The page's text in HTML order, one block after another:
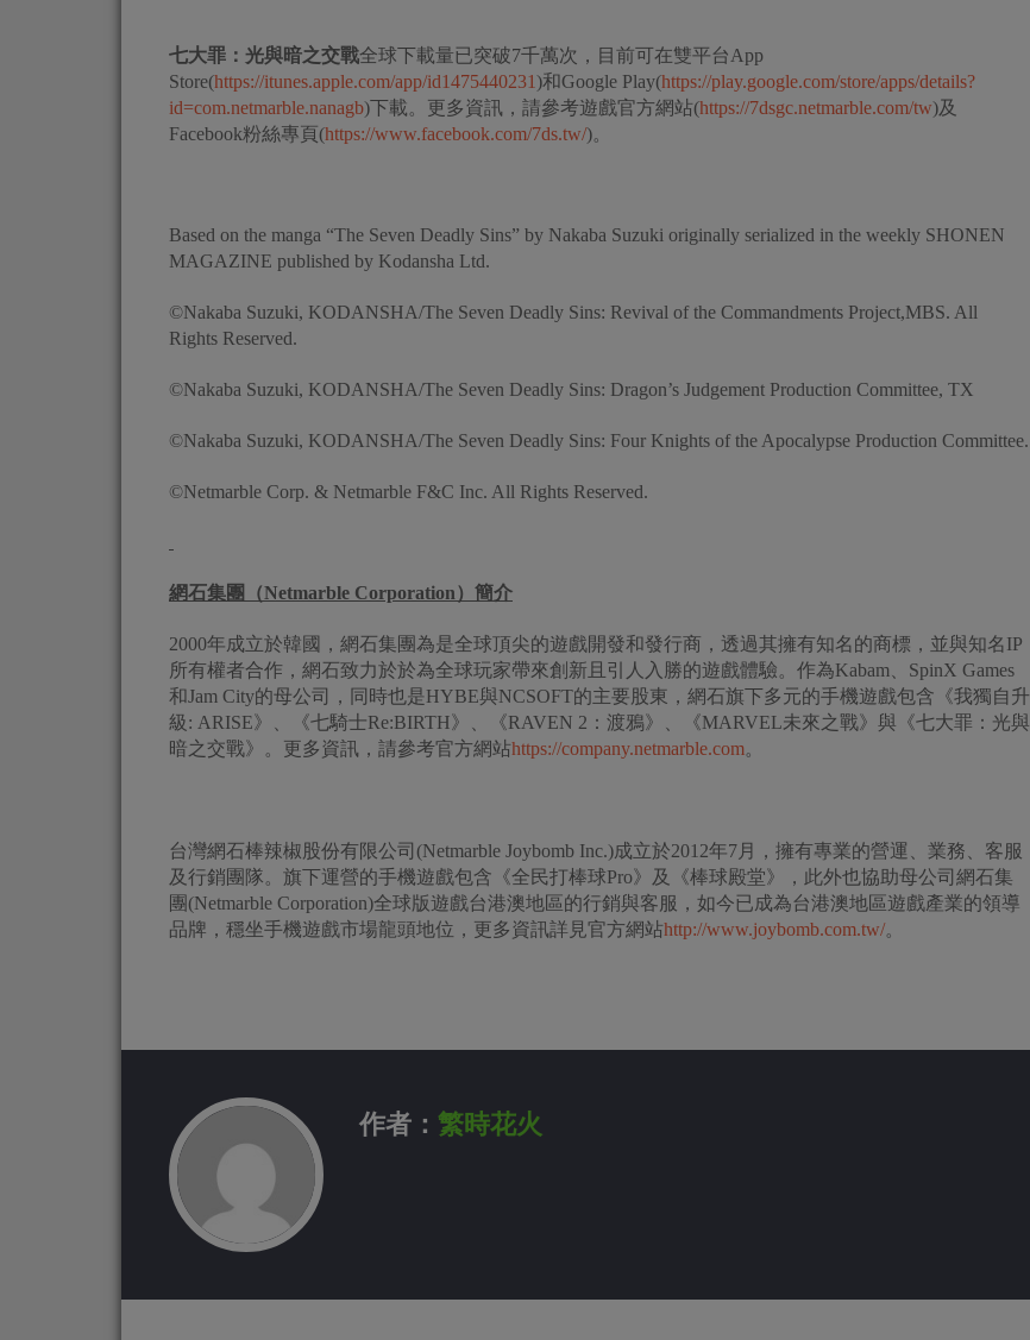
七大罪：光與暗之交戰全球下載量已突破7千萬次，目前可在雙平台App
Store(https://itunes.apple.com/app/id1475440231)和Google Play(https://play.google.com/store/apps/details?
id=com.netmarble.nanagb)下載。更多資訊，請參考遊戲官方網站(https://7dsgc.netmarble.com/tw)及
Facebook粉絲專頁(https://www.facebook.com/7ds.tw/)。
Based on the manga “The Seven Deadly Sins” by Nakaba Suzuki originally serialized in the weekly SHONEN
MAGAZINE published by Kodansha Ltd.
©Nakaba Suzuki, KODANSHA/The Seven Deadly Sins: Revival of the Commandments Project,MBS. All
Rights Reserved.
©Nakaba Suzuki, KODANSHA/The Seven Deadly Sins: Dragon’s Judgement Production Committee, TX
©Nakaba Suzuki, KODANSHA/The Seven Deadly Sins: Four Knights of the Apocalypse Production Committee.
©Netmarble Corp. & Netmarble F&C Inc. All Rights Reserved.
網石集團（Netmarble Corporation）簡介
2000年成立於韓國，網石集團為是全球頂尖的遊戲開發和發行商，透過其擁有知名的商標，並與知名IP
所有權者合作，網石致力於於為全球玩家帶來創新且引人入勝的遊戲體驗。作為Kabam、SpinX Games
和Jam City的母公司，同時也是HYBE與NCSOFT的主要股東，網石旗下多元的手機遊戲包含《我獨自升
級: ARISE》、《七騎士Re:BIRTH》、《RAVEN 2：渡鴉》、《MARVEL未來之戰》與《七大罪：光與
暗之交戰》。更多資訊，請參考官方網站https://company.netmarble.com。
台灣網石棒辣椒股份有限公司(Netmarble Joybomb Inc.)成立於2012年7月，擁有專業的營運、業務、客服
及行銷團隊。旗下運營的手機遊戲包含《全民打棒球Pro》及《棒球殿堂》，此外也協助母公司網石集
團(Netmarble Corporation)全球版遊戲台港澳地區的行銷與客服，如今已成為台港澳地區遊戲產業的領導
品牌，穩坐手機遊戲市場龍頭地位，更多資訊詳見官方網站http://www.joybomb.com.tw/。
作者： 繁時花火